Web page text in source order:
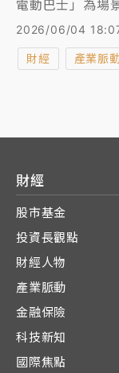
電動巴士」為場
動 IC 設計與電
紙運用在車內空
新的訊息傳遞媒
2026/06/04
財經 產業脈
財經
股市基金
投資長觀點
財經人物
產業脈動
金融保險
科技新知
國際焦點